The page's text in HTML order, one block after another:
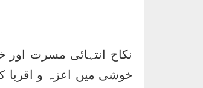
نکاح انتہائی مسرت
خوشی میں اعزہ و اقربا